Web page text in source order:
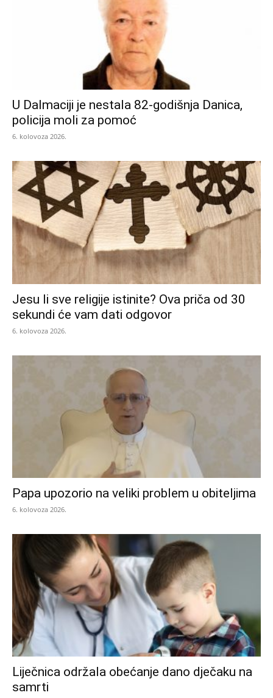
U Dalmaciji je nestala 82-godišnja Danica,
policija moli za pomoć
6. kolovoza 2026.
Jesu li sve religije istinite? Ova priča od 30
sekundi će vam dati odgovor
6. kolovoza 2026.
Papa upozorio na veliki problem u obiteljima
6. kolovoza 2026.
Liječnica održala obećanje dano dječaku na
samrti